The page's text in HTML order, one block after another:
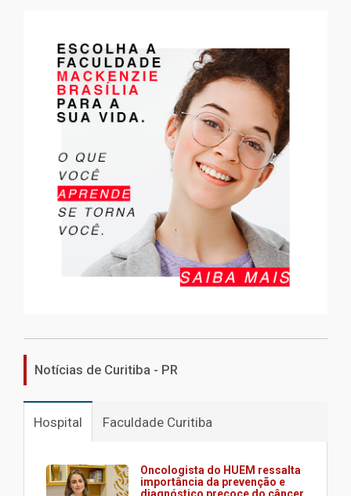
Notícias de Curitiba - PR
Hospital Faculdade Curitiba
Oncologista do HUEM ressalta
importância da prevenção e
diagnóstico precoce do câncer